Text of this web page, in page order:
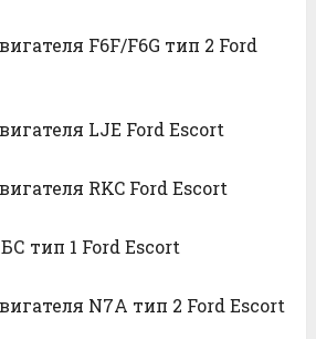
F6F/F6G тип 2 Ford
LJE Ford Escort
RKC Ford Escort
тип 1 Ford Escort
N7A тип 2 Ford Escort